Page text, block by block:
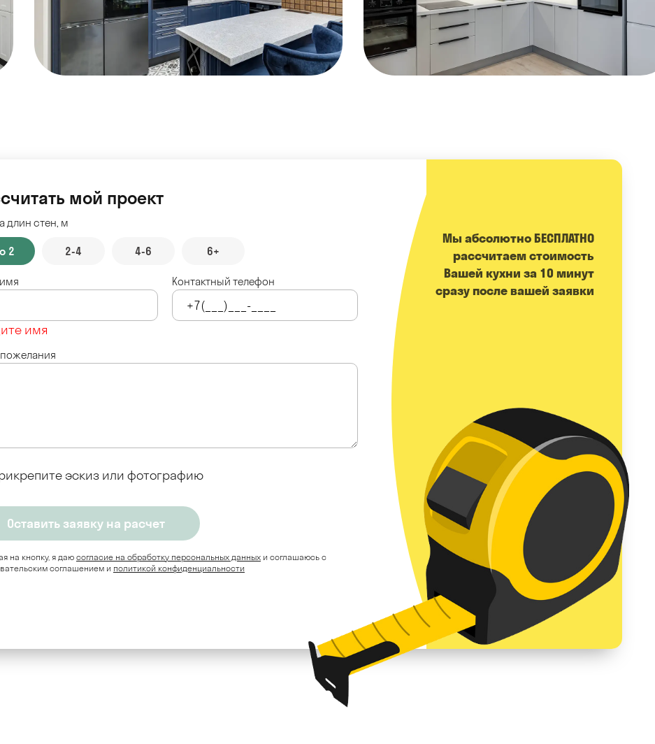
мой проект
длин стен, м
2 2-4 4-6 6+
имя
Контактный телефон
эскиз или фотографию
на кнопку, я даю согласие на обработку персональных данных и соглашаюсь c
соглашением и политикой конфиденциальности
Мы абсолютно БЕСПЛАТНО
расcчитаем стоимость
Вашей кухни за 10 минут
сразу после вашей заявки